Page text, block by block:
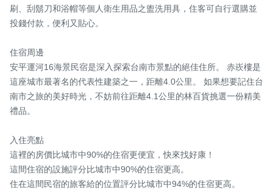
刷、刮鬍刀和浴帽等個人衛生用品之盥洗用具，住客可自行選購並
投錢付款，便利又貼心。
住宿周邊
安平運河16海景民宿是深入探索台南市景點的絕佳住所。 赤崁樓是
這座城市最著名的代表性建築之一，距離4.0公里。 如果想要記住台
南市之旅的美好時光，不妨前往距離4.1公里的林百貨挑選一份精美
禮品。
入住亮點
這裡的房價比城市中90%的住宿更便宜，快來找好康！
這間住宿的設施評分比城市中90%的住宿更高。
住在這間民宿的旅客給的位置評分比城市中94%的住宿更高。